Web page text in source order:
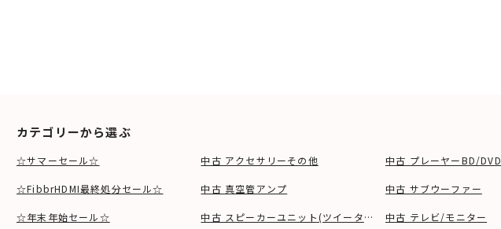
カテゴリーから選ぶ
☆サマーセール☆
☆FibbrHDMI最終処分セール☆
☆年末年始セール☆
中古 アクセサリーその他
中古 真空管アンプ
中古 スピーカーユニット(ツイーター、ウーファー等)
中古 プレーヤーBD/DVD
中古 サブウーファー
中古 テレビ/モニター